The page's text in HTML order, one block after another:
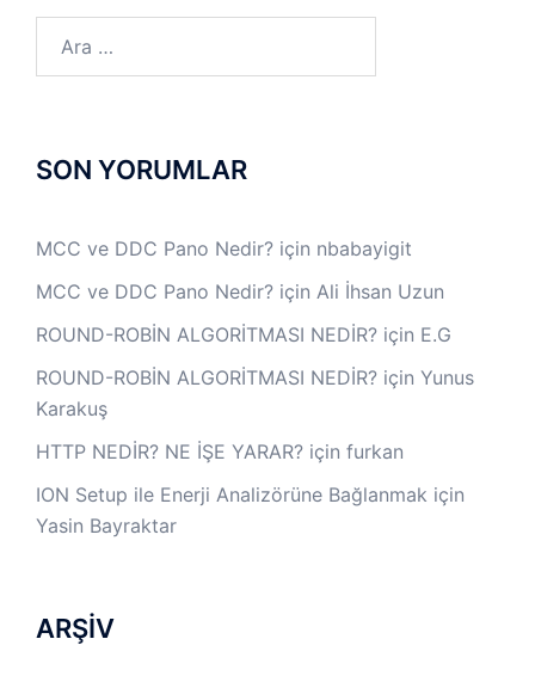
SON YORUMLAR
MCC ve DDC Pano Nedir? için nbabayigit
MCC ve DDC Pano Nedir? için Ali İhsan Uzun
ROUND-ROBİN ALGORİTMASI NEDİR? için E.G
ROUND-ROBİN ALGORİTMASI NEDİR? için Yunus
Karakuş
HTTP NEDİR? NE İŞE YARAR? için furkan
ION Setup ile Enerji Analizörüne Bağlanmak için
Yasin Bayraktar
ARŞİV